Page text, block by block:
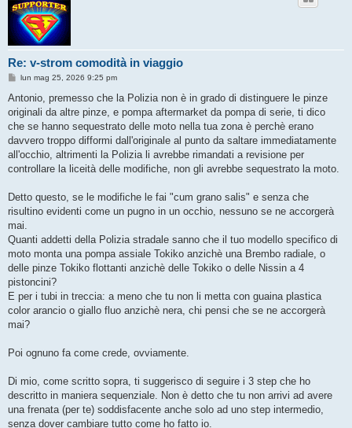
Re: v-strom comodità in viaggio
M
s
a
g
i
o
lun mag 25, 2026 9:25 pm
Antonio, premesso che la Polizia non è in grado di distinguere le pinze
originali da altre pinze, e pompa aftermarket da pompa di serie, ti dico
che se hanno sequestrato delle moto nella tua zona è perchè erano
davvero troppo difformi dall'originale al punto da saltare immediatamente
all'occhio, altrimenti la Polizia li avrebbe rimandati a revisione per
controllare la liceità delle modifiche, non gli avrebbe sequestrato la moto.
Detto questo, se le modifiche le fai "cum grano salis" e senza che
risultino evidenti come un pugno in un occhio, nessuno se ne accorgerà
mai.
Quanti addetti della Polizia stradale sanno che il tuo modello specifico di
moto monta una pompa assiale Tokiko anzichè una Brembo radiale, o
delle pinze Tokiko flottanti anzichè delle Tokiko o delle Nissin a 4
pistoncini?
E per i tubi in treccia: a meno che tu non li metta con guaina plastica
color arancio o giallo fluo anzichè nera, chi pensi che se ne accorgerà
mai?
Poi ognuno fa come crede, ovviamente.
Di mio, come scritto sopra, ti suggerisco di seguire i 3 step che ho
descritto in maniera sequenziale. Non è detto che tu non arrivi ad avere
una frenata (per te) soddisfacente anche solo ad uno step intermedio,
senza dover cambiare tutto come ho fatto io.